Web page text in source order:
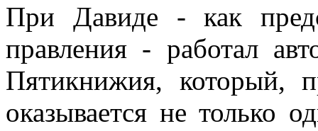
При Давиде - как
правления - работал
Пятикнижия, который,
оказывается не только